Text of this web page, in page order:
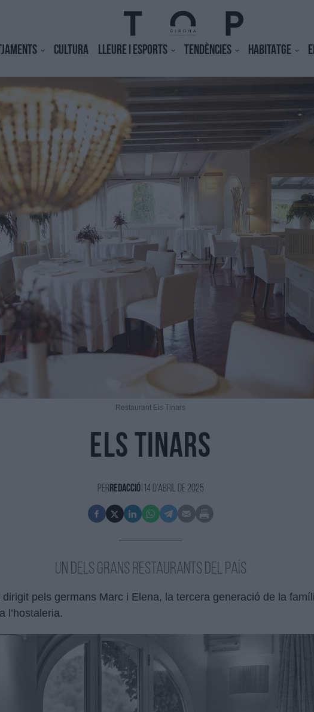
CULTURA LLEURE I ESPORTS TENDÈNCIES HABITATGE
Restaurant Els Tinars
Els Tinars
Perredacció| 14 d'Abril de 2025
Un dels grans restaurants del país
dirigit pels germans Marc i Elena, la tercera generació de la
l’hostaleria.